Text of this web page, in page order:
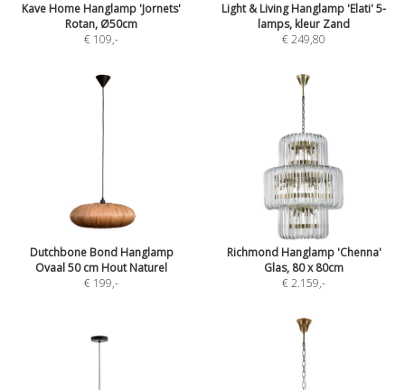
Kave Home Hanglamp 'Jornets'
Rotan, Ø50cm
€ 109,-
Light & Living Hanglamp 'Elati' 5-
lamps, kleur Zand
€ 249,80
Dutchbone Bond Hanglamp
Ovaal 50 cm Hout Naturel
€ 199,-
Richmond Hanglamp 'Chenna'
Glas, 80 x 80cm
€ 2.159,-